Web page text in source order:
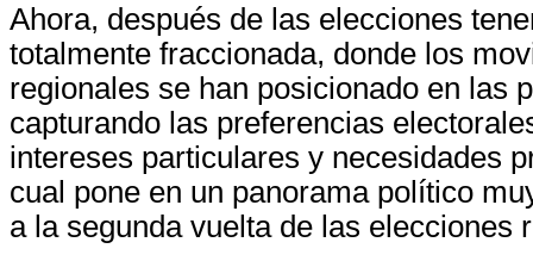
Ahora, después de las elecciones
totalmente fraccionada, donde los
regionales se han posicionado en las
capturando las preferencias
intereses particulares y necesidades
cual pone en un panorama político
a la segunda vuelta de las elecciones